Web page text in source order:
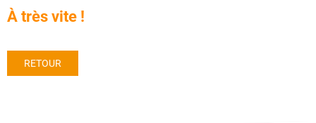
À très vite !
RETOUR